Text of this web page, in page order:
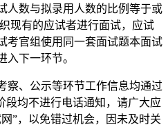
人数与拟录用人数的比例等于或
现有的应试者进行面试，应试
考官组使用同一套面试题本面试
入下一环节。
察、公示等环节工作信息均通过
段均不进行电话通知，请广大应
”，以免错过机会，因未及时关